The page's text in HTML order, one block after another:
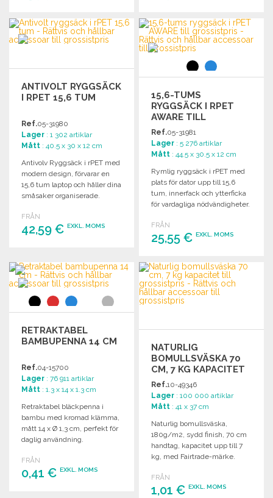
BESTÄLL
Begär offert
BESTÄLL
Begär offert
ANTIVOLT RYGGSÄCK
I RPET 15,6 TUM
Ref.05-31980
Lager : 1 302 artiklar
Mått : 40.5 x 30 x 12 cm
Antivolv Ryggsäck i rPET med
modern design, förvarar en
15,6 tum laptop och håller dina
småsaker organiserade.
FRÅN
42,59 € EXKL. MOMS
Begär offert
15,6-TUMS
RYGGSÄCK I RPET
AWARE TILL
GROSSISTPRIS
Ref.05-31981
Lager : 5 276 artiklar
Mått : 44.5 x 30.5 x 12 cm
Rymlig ryggsäck i rPET med
plats för dator upp till 15,6
tum, innerfack och ytterficka
för vardagliga nödvändigheter.
FRÅN
25,55 €EXKL. MOMS
BESTÄLL
Begär offert
RETRAKTABEL
BAMBUPENNA 14 CM
Ref.04-15700
Lager : 76 911 artiklar
Mått : 1.3 x 14 x 1.3 cm
Retraktabel bläckpenna i
bambu med kromad klämma,
mått 14 x Ø 1,3 cm, perfekt för
daglig användning.
FRÅN
0,41 € EXKL. MOMS
NATURLIG
BOMULLSVÄSKA 70
CM, 7 KG KAPACITET
TILL GROSSISTPRIS
Ref.10-49346
Lager : 100 000 artiklar
Mått : 41 x 37 cm
Naturlig bomullsväska,
180g/m2, sydd finish, 70 cm
handtag, kapacitet upp till 7
kg, med Fairtrade-märke.
FRÅN
1,01 €EXKL. MOMS